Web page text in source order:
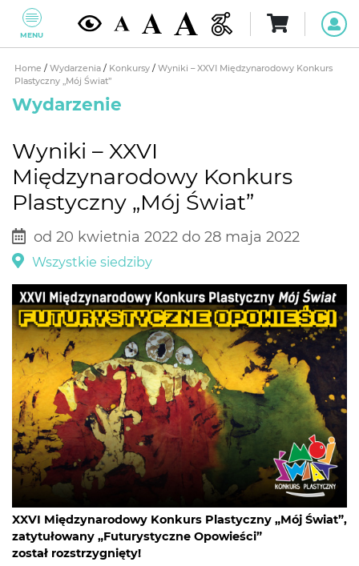
MENU
Home / Wydarzenia / Konkursy / Wyniki – XXVI Międzynarodowy Konkurs
Plastyczny „Mój Świat”
Wydarzenie
Wyniki – XXVI
Międzynarodowy Konkurs
Plastyczny „Mój Świat”
od 20 kwietnia 2022 do 28 maja 2022
Wszystkie siedziby
XXVI Międzynarodowy Konkurs Plastyczny „Mój Świat”,
zatytułowany „Futurystyczne Opowieści”
został rozstrzygnięty!